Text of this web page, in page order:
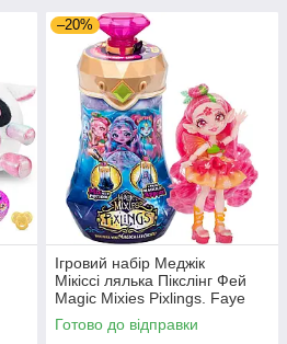
–20%
Ігровий набір Меджік
Мікіссі лялька Пікслінг Фей
Magic Mixies Pixlings. Faye
The Fairy Pixling
Готово до відправки